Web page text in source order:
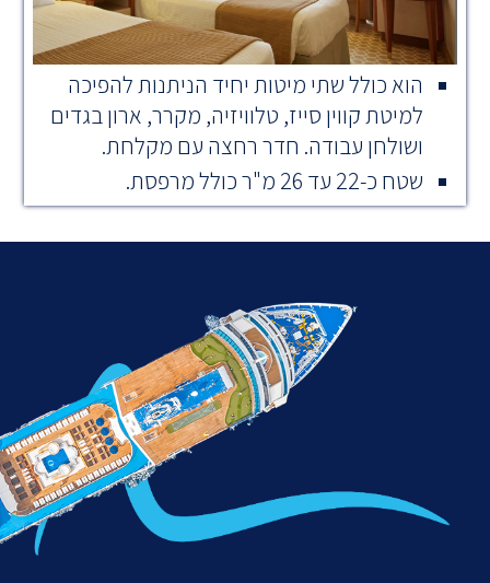
הוא כולל שתי מיטות יחיד הניתנות להפיכה
למיטת קווין סייז, טלוויזיה, מקרר, ארון בגדים
ושולחן עבודה. חדר רחצה עם מקלחת.
שטח כ-22 עד 26 מ"ר כולל מרפסת.